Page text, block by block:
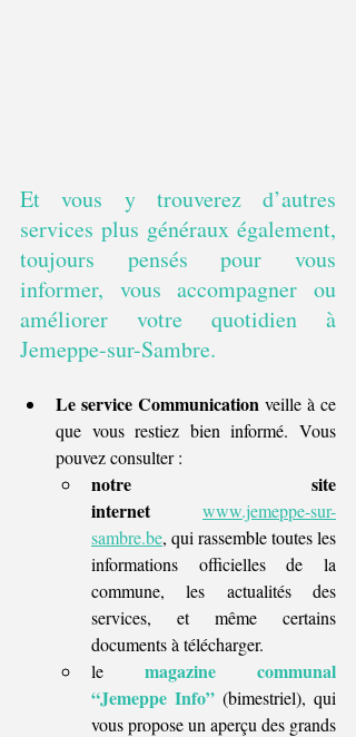
Et vous y trouverez d’autres
services plus généraux également,
toujours pensés pour vous
informer, vous accompagner ou
améliorer votre quotidien à
Jemeppe-sur-Sambre.
Le service Communication veille à ce
que vous restiez bien informé. Vous
pouvez consulter :
notre site
internet
www.jemeppe-sur-
sambre.be, qui rassemble toutes les
informations officielles de la
commune, les actualités des
services, et même certains
documents à télécharger.
le magazine communal
“Jemeppe Info” (bimestriel), qui
vous propose un aperçu des grands